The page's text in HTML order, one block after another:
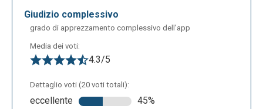
giudizio complessivo
grado di apprezzamento complessivo dell’app
Media dei voti:
4.3/5
Dettaglio voti (20 voti totali):
eccellente
45%